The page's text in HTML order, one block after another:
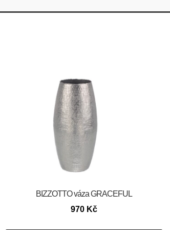
BIZZOTTO váza GRACEFUL
970 Kč